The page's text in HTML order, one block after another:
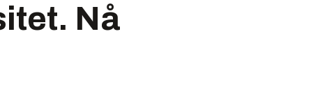
Nå